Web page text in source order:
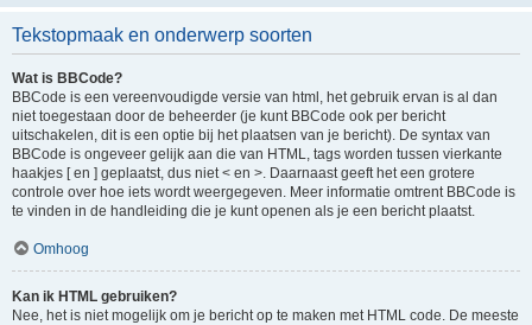
Tekstopmaak en onderwerp soorten
Wat is BBCode?
BBCode is een vereenvoudigde versie van html, het gebruik ervan is al dan
niet toegestaan door de beheerder (je kunt BBCode ook per bericht
uitschakelen, dit is een optie bij het plaatsen van je bericht). De syntax van
BBCode is ongeveer gelijk aan die van HTML, tags worden tussen vierkante
haakjes [ en ] geplaatst, dus niet < en >. Daarnaast geeft het een grotere
controle over hoe iets wordt weergegeven. Meer informatie omtrent BBCode is
te vinden in de handleiding die je kunt openen als je een bericht plaatst.
Omhoog
Kan ik HTML gebruiken?
Nee, het is niet mogelijk om je bericht op te maken met HTML code. De meeste